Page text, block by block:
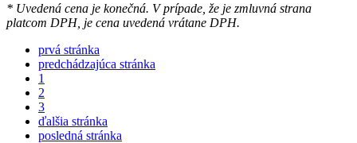
* Uvedená cena je konečná. V prípade, že je zmluvná strana
platcom DPH, je cena uvedená vrátane DPH.
prvá stránka
predchádzajúca stránka
1
2
3
ďalšia stránka
posledná stránka